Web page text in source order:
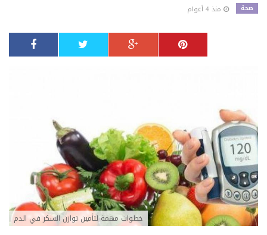
صحة منذ 4 أعوام
خطوات مهمة لتأمين توازن السكر في الدم